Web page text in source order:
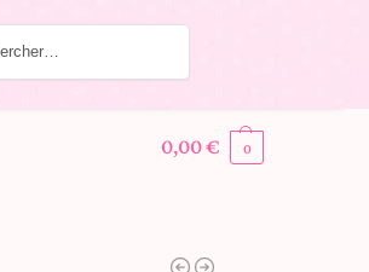
0,00€ 0